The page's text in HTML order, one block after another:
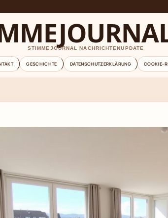
STIMMEJOURNAL NACHRICHTENUPDATE
GESCHICHTE DATENSCHUTZERKLÄRUNG COOKIE-